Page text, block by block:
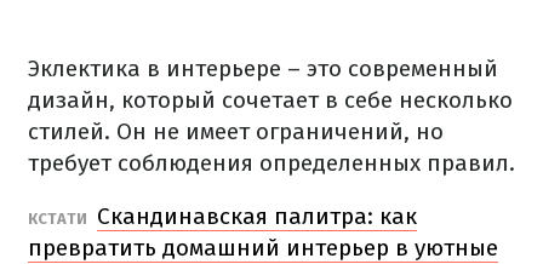
Эклектика в интерьере – это современный
дизайн, который сочетает в себе несколько
стилей. Он не имеет ограничений, но
требует соблюдения определенных правил.
КСТАТИ Скандинавская палитра: как
превратить домашний интерьер в уютные